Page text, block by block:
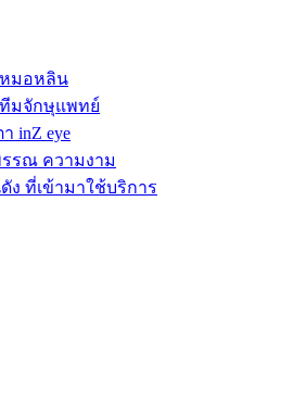
มอหลิน
มจักษุแพทย์
inZ eye
รณ ความงาม
ง ที่เข้ามาใช้บริการ